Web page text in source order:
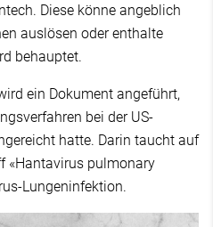
Diese könne angeblich
auslösen oder enthalte
behauptet.
ein Dokument angeführt,
bei der US-
hatte. Darin taucht auf
«Hantavirus pulmonary
Lungeninfektion.